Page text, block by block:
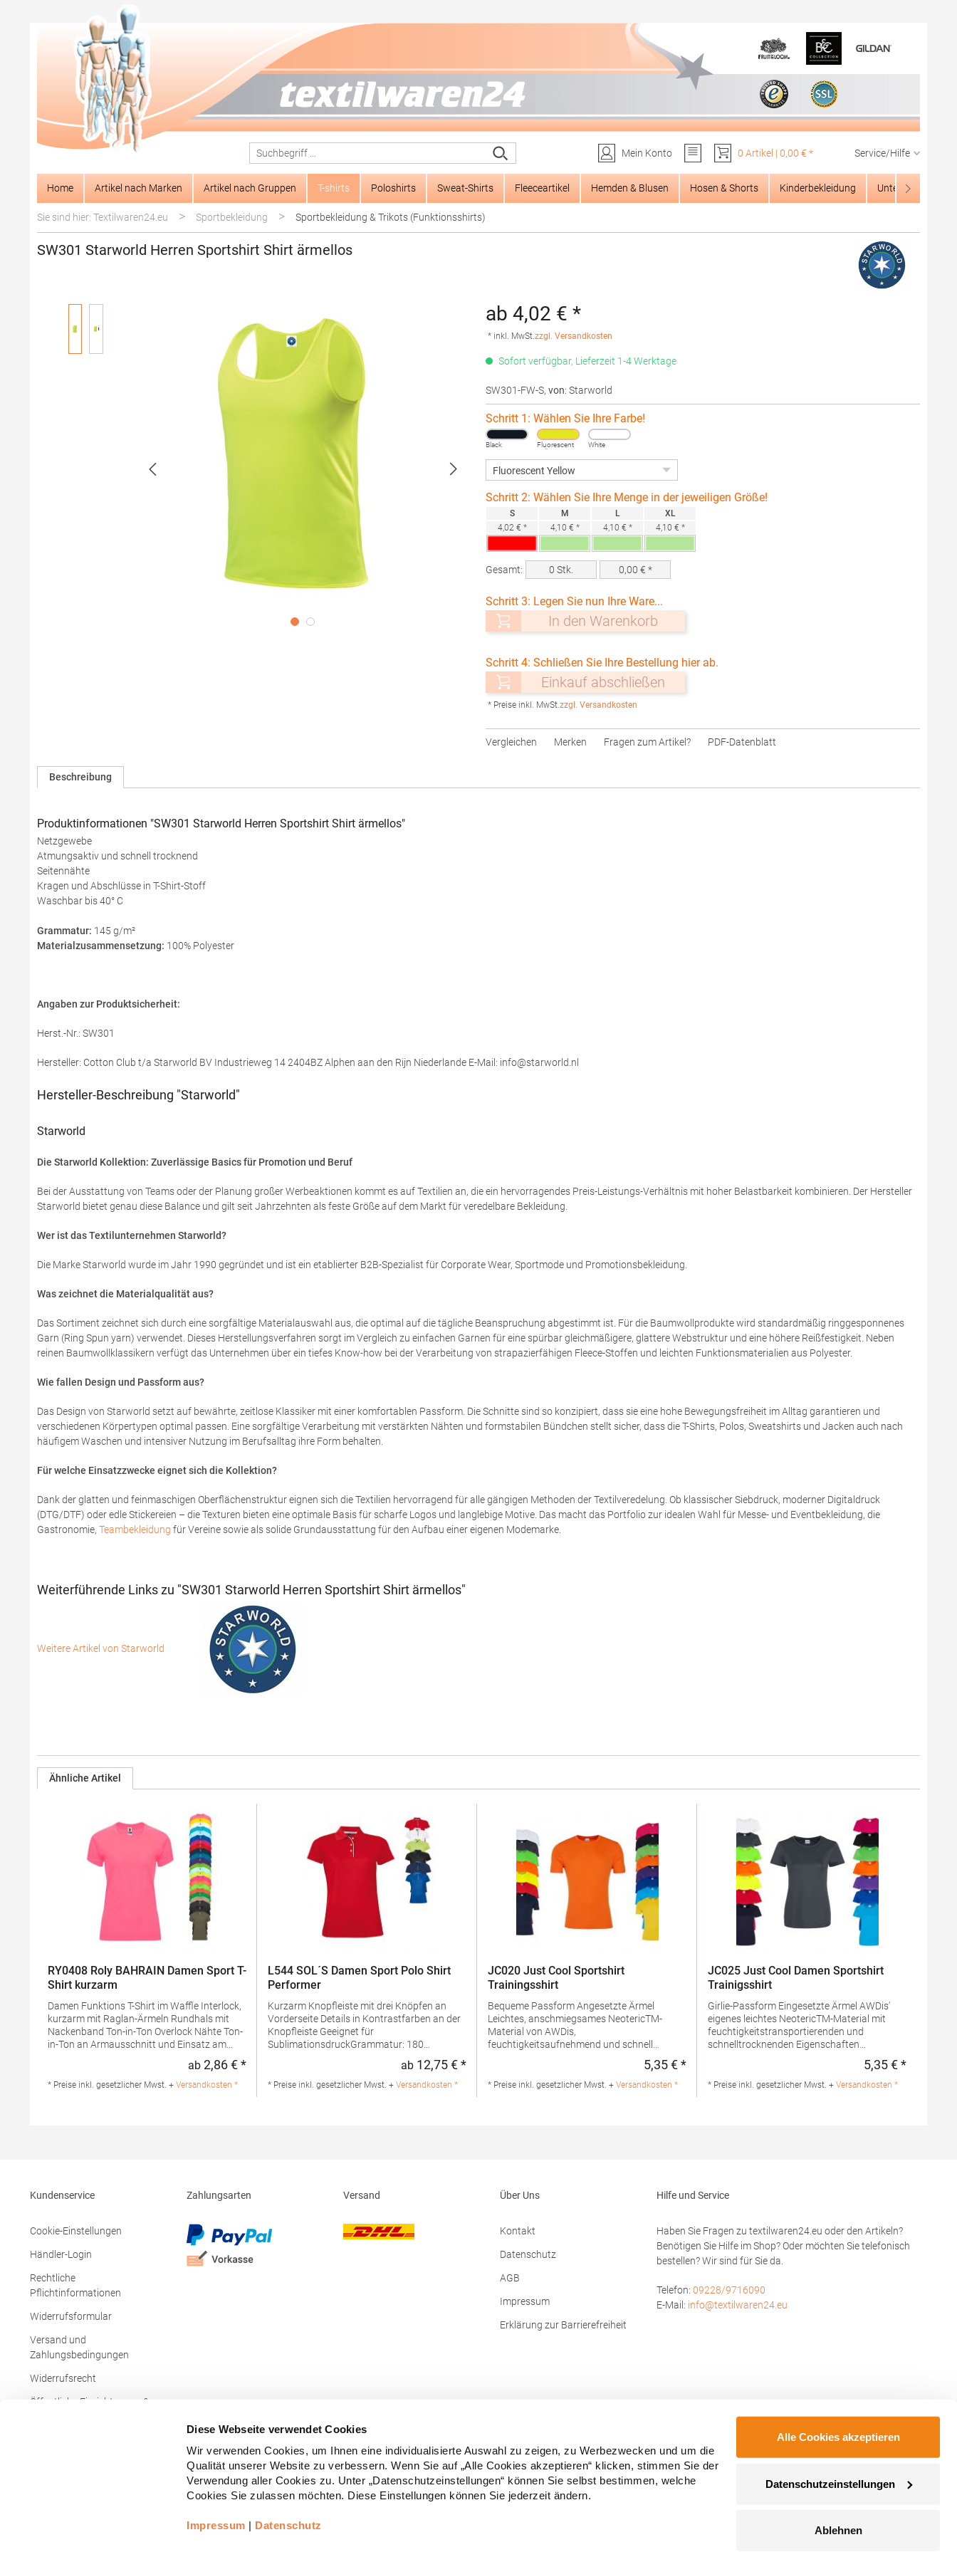
Diese Webseite verwendet Cookies
Wir verwenden Cookies, um Ihnen eine individualisierte Auswahl zu zeigen, zu Werbezwecken und um die
Qualität unserer Website zu verbessern. Wenn Sie auf „Alle Cookies akzeptieren“ klicken, stimmen Sie der
Verwendung aller Cookies zu. Unter „Datenschutzeinstellungen“ können Sie selbst bestimmen, welche
Cookies Sie zulassen möchten. Diese Einstellungen können Sie jederzeit ändern.
Impressum | Datenschutz
Alle Cookies akzeptieren
Datenschutzeinstellungen
Ablehnen
Zur Hauptnavigation springen
Mein Konto
0 Artikel | 0,00 € * Service/Hilfe
Home Artikel nach Marken Artikel nach Gruppen T-shirts Poloshirts Sweat-Shirts Fleeceartikel Hemden & Blusen Hosen & Shorts Kinderbekleidung Unterwäsche
Sie sind hier: Textilwaren24.eu > Sportbekleidung > Sportbekleidung & Trikots (Funktionsshirts)
SW301 Starworld Herren Sportshirt Shirt ärmellos
ab 4,02 € *
* inkl. MwSt.zzgl. Versandkosten
Sofort verfügbar, Lieferzeit 1-4 Werktage
SW301-FW-S, von: Starworld
Schritt 1: Wählen Sie Ihre Farbe!
Black
Fluorescent
Yellow
White
Schritt 2: Wählen Sie Ihre Menge in der jeweiligen Größe!
S
4,02 € *
M
4,10 € *
L
4,10 € *
XL
4,10 € *
Gesamt: 0 Stk. 0,00 € *
Schritt 3: Legen Sie nun Ihre Ware...
In den Warenkorb
Schritt 4: Schließen Sie Ihre Bestellung hier ab.
Einkauf abschließen
* Preise inkl. MwSt.zzgl. Versandkosten
Vergleichen Merken Fragen zum Artikel? PDF-Datenblatt
Beschreibung
Produktinformationen "SW301 Starworld Herren Sportshirt Shirt ärmellos"
Netzgewebe
Atmungsaktiv und schnell trocknend
Seitennähte
Kragen und Abschlüsse in T-Shirt-Stoff
Waschbar bis 40° C
Grammatur: 145 g/m²
Materialzusammensetzung: 100% Polyester
Angaben zur Produktsicherheit:
Herst.-Nr.: SW301
Hersteller: Cotton Club t/a Starworld BV Industrieweg 14 2404BZ Alphen aan den Rijn Niederlande E-Mail: info@starworld.nl
Hersteller-Beschreibung "Starworld"
Starworld
Die Starworld Kollektion: Zuverlässige Basics für Promotion und Beruf
Bei der Ausstattung von Teams oder der Planung großer Werbeaktionen kommt es auf Textilien an, die ein hervorragendes Preis-Leistungs-Verhältnis mit hoher Belastbarkeit kombinieren. Der Hersteller
Starworld bietet genau diese Balance und gilt seit Jahrzehnten als feste Größe auf dem Markt für veredelbare Bekleidung.
Wer ist das Textilunternehmen Starworld?
Die Marke Starworld wurde im Jahr 1990 gegründet und ist ein etablierter B2B-Spezialist für Corporate Wear, Sportmode und Promotionsbekleidung.
Was zeichnet die Materialqualität aus?
Das Sortiment zeichnet sich durch eine sorgfältige Materialauswahl aus, die optimal auf die tägliche Beanspruchung abgestimmt ist. Für die Baumwollprodukte wird standardmäßig ringgesponnenes
Garn (Ring Spun yarn) verwendet. Dieses Herstellungsverfahren sorgt im Vergleich zu einfachen Garnen für eine spürbar gleichmäßigere, glattere Webstruktur und eine höhere Reißfestigkeit. Neben
reinen Baumwollklassikern verfügt das Unternehmen über ein tiefes Know-how bei der Verarbeitung von strapazierfähigen Fleece-Stoffen und leichten Funktionsmaterialien aus Polyester.
Wie fallen Design und Passform aus?
Das Design von Starworld setzt auf bewährte, zeitlose Klassiker mit einer komfortablen Passform. Die Schnitte sind so konzipiert, dass sie eine hohe Bewegungsfreiheit im Alltag garantieren und
verschiedenen Körpertypen optimal passen. Eine sorgfältige Verarbeitung mit verstärkten Nähten und formstabilen Bündchen stellt sicher, dass die T-Shirts, Polos, Sweatshirts und Jacken auch nach
häufigem Waschen und intensiver Nutzung im Berufsalltag ihre Form behalten.
Für welche Einsatzzwecke eignet sich die Kollektion?
Dank der glatten und feinmaschigen Oberflächenstruktur eignen sich die Textilien hervorragend für alle gängigen Methoden der Textilveredelung. Ob klassischer Siebdruck, moderner Digitaldruck
(DTG/DTF) oder edle Stickereien – die Texturen bieten eine optimale Basis für scharfe Logos und langlebige Motive. Das macht das Portfolio zur idealen Wahl für Messe- und Eventbekleidung, die
Gastronomie, Teambekleidung für Vereine sowie als solide Grundausstattung für den Aufbau einer eigenen Modemarke.
Weiterführende Links zu "SW301 Starworld Herren Sportshirt Shirt ärmellos"
Weitere Artikel von Starworld
Ähnliche Artikel
RY0408 Roly BAHRAIN Damen Sport T-
Shirt kurzarm
Damen Funktions T-Shirt im Waffle Interlock,
kurzarm mit Raglan-Ärmeln Rundhals mit
Nackenband Ton-in-Ton Overlock Nähte Ton-
in-Ton an Armausschnitt und Einsatz am
Funktionsgewebe Pfegehinweis: 30 °C
waschbarBügeln
Regulärer Preis:
ab 2,86 € *
* Preise inkl. gesetzlicher Mwst. + Versandkosten *
L544 SOL´S Damen Sport Polo Shirt
Performer
Kurzarm Knopfleiste mit drei Knöpfen an
Vorderseite Details in Kontrastfarben an der
Knopfleiste Geeignet für
SublimationsdruckGrammatur: 180
PolyesterArtikelname: Women's Sports Polo
Shirt PerformerAngaben zur
Regulärer Preis:
ab 12,75 € *
* Preise inkl. gesetzlicher Mwst. + Versandkosten *
JC020 Just Cool Sportshirt
Trainingsshirt
Bequeme Passform Angesetzte Ärmel
Leichtes, anschmiegsames NeotericTM-
Material von AWDis,
feuchtigkeitsaufnehmend und schnell
Rundausschnitt Einfach abnehmbares Label
Regulärer Preis:
5,35 € *
* Preise inkl. gesetzlicher Mwst. + Versandkosten *
JC025 Just Cool Damen Sportshirt
Trainigsshirt
Girlie-Passform Eingesetzte Ärmel AWDis'
eigenes leichtes NeotericTM-Material mit
feuchtigkeitstransportierenden und
schnelltrocknenden Eigenschaften
heraustrennbares Etikett für einfaches
Regulärer
5,35 € *
* Preise inkl. gesetzlicher Mwst. + Versandkosten *
Kundenservice
Cookie-Einstellungen
Händler-Login
Rechtliche
Pflichtinformationen
Widerrufsformular
Versand und
Zahlungsbedingungen
Widerrufsrecht
Öffentliche Einrichtungen &
Zahlungsarten Versand Über Uns
Kontakt
Datenschutz
AGB
Impressum
Erklärung zur Barrierefreiheit
Hilfe und Service
Haben Sie Fragen zu textilwaren24.eu oder den Artikeln?
Benötigen Sie Hilfe im Shop? Oder möchten Sie telefonisch
bestellen? Wir sind für Sie da.
Telefon: 09228/9716090
E-Mail: info@textilwaren24.eu